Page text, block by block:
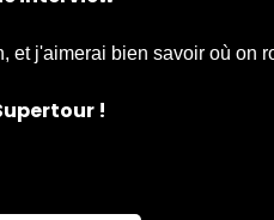
et j'aimerai bien savoir où on
!